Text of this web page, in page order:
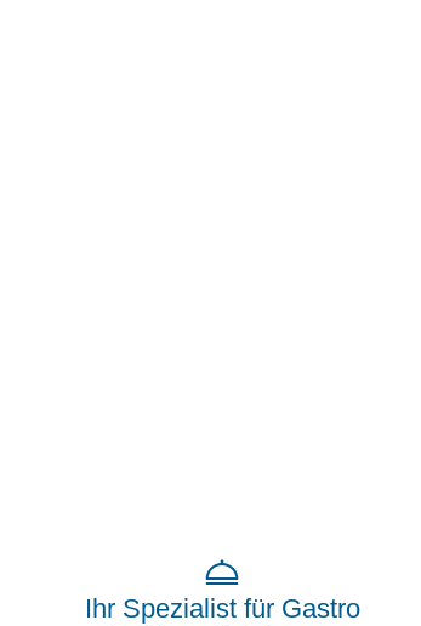
Ihr Spezialist für Gastro